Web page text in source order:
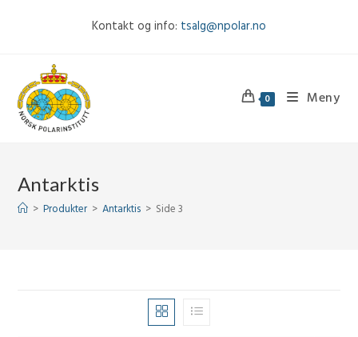
Kontakt og info: tsalg@npolar.no
0 Meny
Antarktis
> Produkter > Antarktis > Side 3